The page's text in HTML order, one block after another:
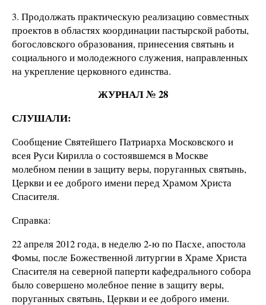
3. Продолжать практическую реализацию совместных
проектов в областях координации пастырской работы,
богословского образования, принесения святынь и
социального и молодежного служения, направленных
на укрепление церковного единства.
ЖУРНАЛ № 28
СЛУШАЛИ:
Сообщение Святейшего Патриарха Московского и
всея Руси Кирилла о состоявшемся в Москве
молебном пении в защиту веры, поруганных святынь,
Церкви и ее доброго имени перед Храмом Христа
Спасителя.
Справка:
22 апреля 2012 года, в неделю 2-ю по Пасхе, апостола
Фомы, после Божественной литургии в Храме Христа
Спасителя на северной паперти кафедрального собора
было совершено молебное пение в защиту веры,
поруганных святынь, Церкви и ее доброго имени.